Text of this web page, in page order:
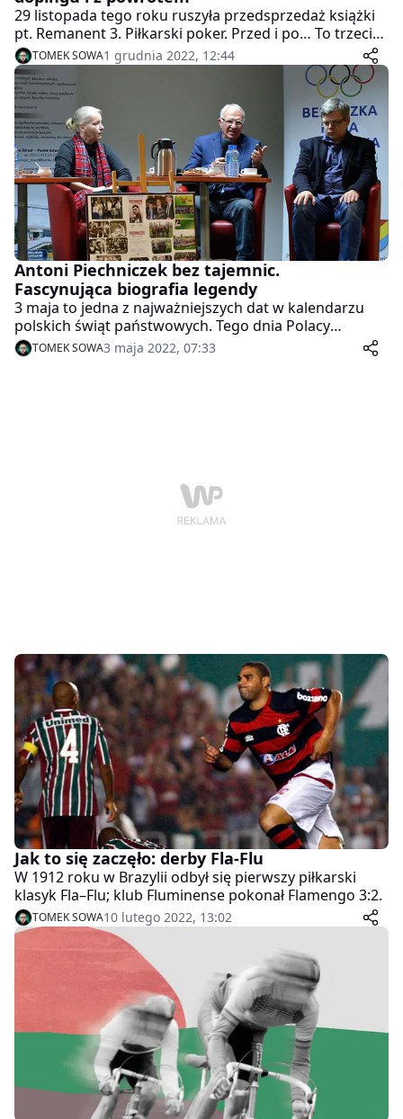
29 listopada tego roku ruszyła przedsprzedaż książki
pt. Remanent 3. Piłkarski poker. Przed i po… To trzeci
tom, który domyka trylogię Remanentu Jerzego
Chromika. Jego najnowsze dzieło wprowadza
czytelników w meandry korupcji w rodzimym futbolu.
Autor zajmował się tymi zagadnieniami przez 40 lat i
poznał środowisko piłkarskie w Polsce od podszewki.
TOMEK SOWA1 grudnia 2022, 12:44
Antoni Piechniczek bez tajemnic.
Fascynująca biografia legendy
3 maja to jedna z najważniejszych dat w kalendarzu
polskich świąt państwowych. Tego dnia Polacy
celebrują rocznicę uchwalenia Konstytucji 3 Maja, a
kibice urodziny jednego z najbardziej zasłużonych
TOMEK SOWA3 maja 2022, 07:33
Jak to się zaczęło: derby Fla-Flu
W 1912 roku w Brazylii odbył się pierwszy piłkarski
klasyk Fla–Flu; klub Fluminense pokonał Flamengo 3:2.
TOMEK SOWA10 lutego 2022, 13:02